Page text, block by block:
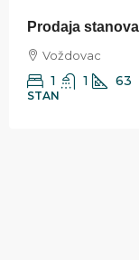
Prodaja
Voždovac
1 1 63
STAN